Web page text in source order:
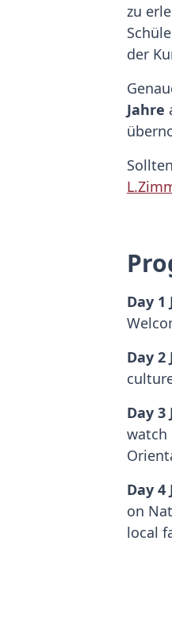
zu
der
Jahre
Day 1
Day 2
Day 3
watch
Day 4
on
local